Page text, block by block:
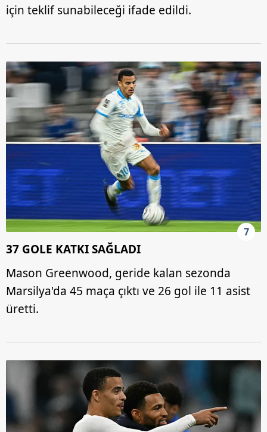
için teklif sunabileceği ifade edildi.
7
37 GOLE KATKI SAĞLADI
Mason Greenwood, geride kalan sezonda
Marsilya'da 45 maça çıktı ve 26 gol ile 11 asist
üretti.